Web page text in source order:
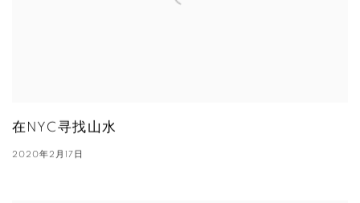
在NYC寻找山水
2020年2月17日